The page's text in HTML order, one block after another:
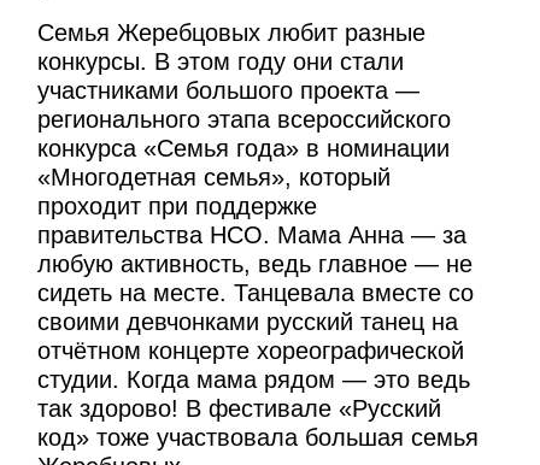
Семья Жеребцовых любит разные
конкурсы. В этом году они стали
участниками большого проекта —
регионального этапа всероссийского
конкурса «Семья года» в номинации
«Многодетная семья», который
проходит при поддержке
правительства НСО. Мама Анна — за
любую активность, ведь главное — не
сидеть на месте. Танцевала вместе со
своими девчонками русский танец на
отчётном концерте хореографической
студии. Когда мама рядом — это ведь
так здорово! В фестивале «Русский
код» тоже участвовала большая семья